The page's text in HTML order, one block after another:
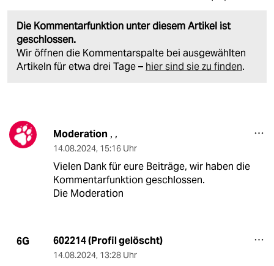
Die Kommentarfunktion unter diesem Artikel ist
geschlossen.
Wir öffnen die Kommentarspalte bei ausgewählten
Artikeln für etwa drei Tage – hier sind sie zu finden.
Moderation, ,
14.08.2024, 15:16 Uhr
Vielen Dank für eure Beiträge, wir haben die
Kommentarfunktion geschlossen.
Die Moderation
6G 602214 (Profil gelöscht)
14.08.2024, 13:28 Uhr